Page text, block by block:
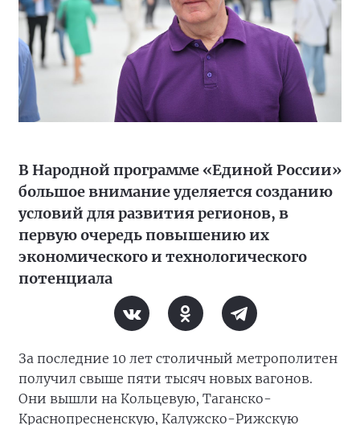
В Народной программе «Единой России»
большое внимание уделяется созданию
условий для развития регионов, в
первую очередь повышению их
экономического и технологического
потенциала
За последние 10 лет столичный метрополитен
получил свыше пяти тысяч новых вагонов.
Они вышли на Кольцевую, Таганско-
Краснопресненскую, Калужско-Рижскую